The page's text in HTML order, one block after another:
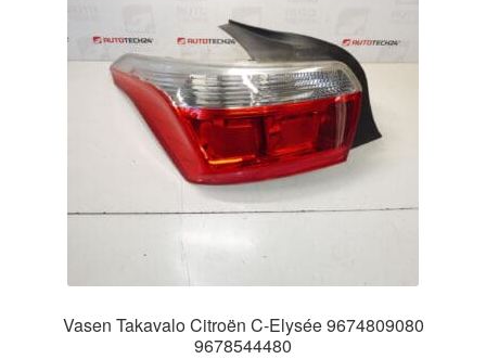
Vasen Takavalo Citroën C-Elysée 9674809080
9678544480